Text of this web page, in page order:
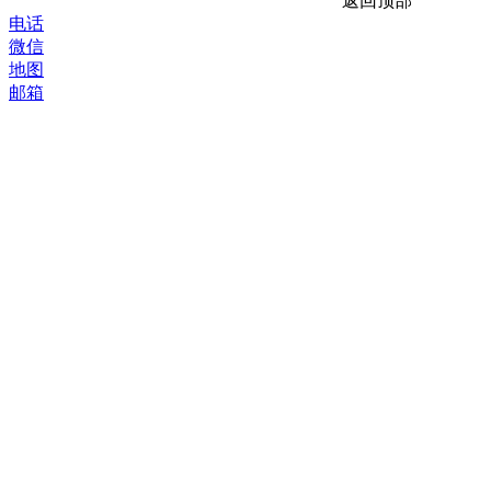
电话
微信
地图
邮箱